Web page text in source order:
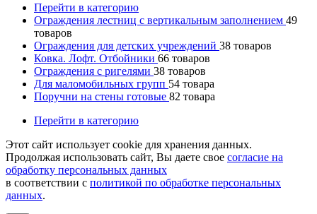
Перейти в категорию
Ограждения лестниц с вертикальным заполнением 49
товаров
Ограждения для детских учреждений 38 товаров
Ковка. Лофт. Отбойники 66 товаров
Ограждения с ригелями 38 товаров
Для маломобильных групп 54 товара
Поручни на стены готовые 82 товара
Перейти в категорию
Этот сайт использует cookie для хранения данных.
Продолжая использовать сайт, Вы даете свое согласие на
обработку персональных данных
в соответствии с политикой по обработке персональных
данных.